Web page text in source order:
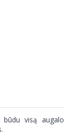
visą augalo